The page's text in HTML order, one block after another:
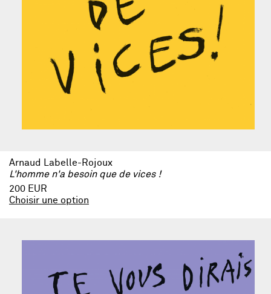
Arnaud Labelle-Rojoux
L'homme n'a besoin que de vices !
200 EUR
Choisir une option